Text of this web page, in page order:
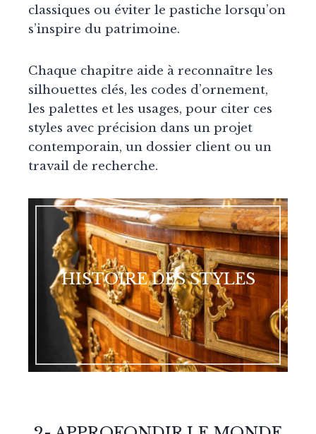
classiques ou éviter le pastiche lorsqu’on
s’inspire du patrimoine.
Chaque chapitre aide à reconnaître les
silhouettes clés, les codes d’ornement,
les palettes et les usages, pour citer ces
styles avec précision dans un projet
contemporain, un dossier client ou un
travail de recherche.
HISTOIRE DES STYLES